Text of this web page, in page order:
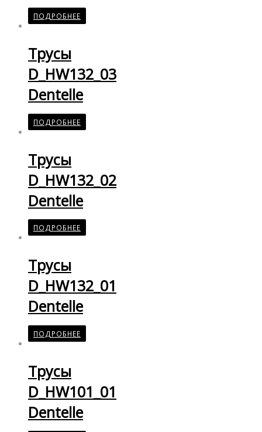
ПОДРОБНЕЕ
Трусы
D_HW132_03
Dentelle
ПОДРОБНЕЕ
Трусы
D_HW132_02
Dentelle
ПОДРОБНЕЕ
Трусы
D_HW132_01
Dentelle
ПОДРОБНЕЕ
Трусы
D_HW101_01
Dentelle